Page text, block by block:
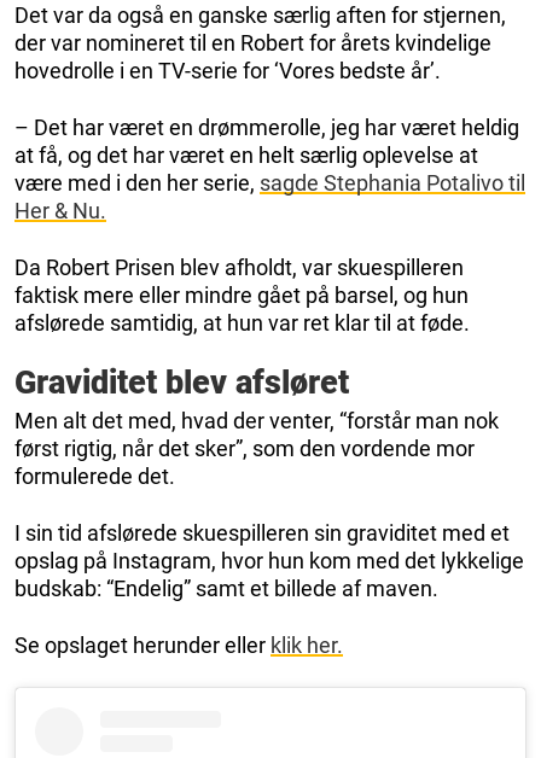
Det var da også en ganske særlig aften for stjernen,
der var nomineret til en Robert for årets kvindelige
hovedrolle i en TV-serie for ‘Vores bedste år’.
– Det har været en drømmerolle, jeg har været heldig
at få, og det har været en helt særlig oplevelse at
være med i den her serie, sagde Stephania Potalivo til
Her & Nu.
Da Robert Prisen blev afholdt, var skuespilleren
faktisk mere eller mindre gået på barsel, og hun
afslørede samtidig, at hun var ret klar til at føde.
Graviditet blev afsløret
Men alt det med, hvad der venter, “forstår man nok
først rigtig, når det sker”, som den vordende mor
formulerede det.
I sin tid afslørede skuespilleren sin graviditet med et
opslag på Instagram, hvor hun kom med det lykkelige
budskab: “Endelig” samt et billede af maven.
Se opslaget herunder eller klik her.